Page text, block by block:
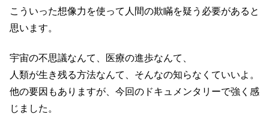
こういった想像力を使って人間の欺瞞を疑う必要があると
思います。
宇宙の不思議なんて、医療の進歩なんて、
人類が生き残る方法なんて、そんなの知らなくていいよ。
他の要因もありますが、今回のドキュメンタリーで強く感
じました。